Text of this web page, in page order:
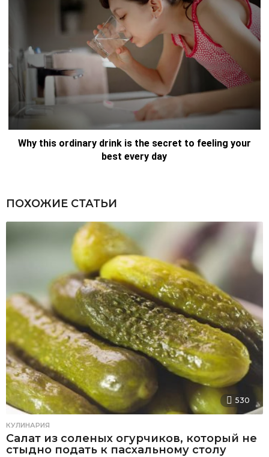
ПОХОЖИЕ СТАТЬИ
530
КУЛИНАРИЯ
Салат из соленых огурчиков, который не
стыдно подать к пасхальному столу